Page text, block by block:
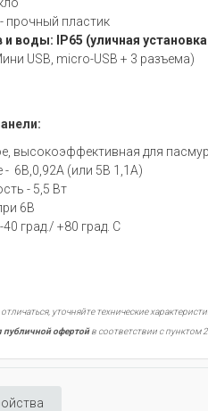
пластик
воды: IP65 (уличная
USB, micro-USB + 3 разъема)
высокоэффективная для
- 6В,0,92А (или 5В 1,1А)
- 5,5 Вт
при 6В
град./ +80 град. С
уточняйте технические
публичной офертойв соответствии с пунктом